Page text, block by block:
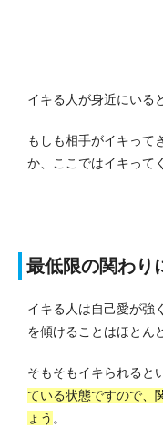
イキる人が身近にいる
もしも相手がイキって
か、ここではイキって
最低限の関わり
イキる人は自己愛が強
を傾けることはほとん
そもそもイキられると
ている状態ですので
ょう 。